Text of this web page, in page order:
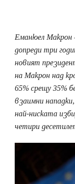
Еманюел Макрон
допреди три
новият
на Макрон над
65% срещу 35%
взаимни
най-ниската
четири